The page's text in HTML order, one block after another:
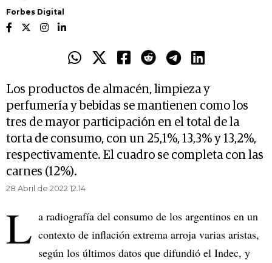
Forbes Digital
Los productos de almacén, limpieza y
perfumería y bebidas se mantienen como los
tres de mayor participación en el total de la
torta de consumo, con un 25,1%, 13,3% y 13,2%,
respectivamente. El cuadro se completa con las
carnes (12%).
28 Abril de 2022 12.14
L a radiografía del consumo de los argentinos en un
contexto de inflación extrema arroja varias aristas,
según los últimos datos que difundió el Indec, y